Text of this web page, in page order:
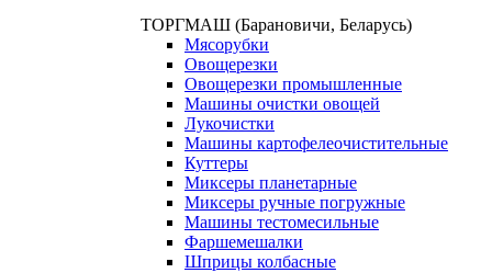
ТОРГМАШ (Барановичи, Беларусь)
Мясорубки
Овощерезки
Овощерезки промышленные
Машины очистки овощей
Лукочистки
Машины картофелеочистительные
Куттеры
Миксеры планетарные
Миксеры ручные погружные
Машины тестомесильные
Фаршемешалки
Шприцы колбасные